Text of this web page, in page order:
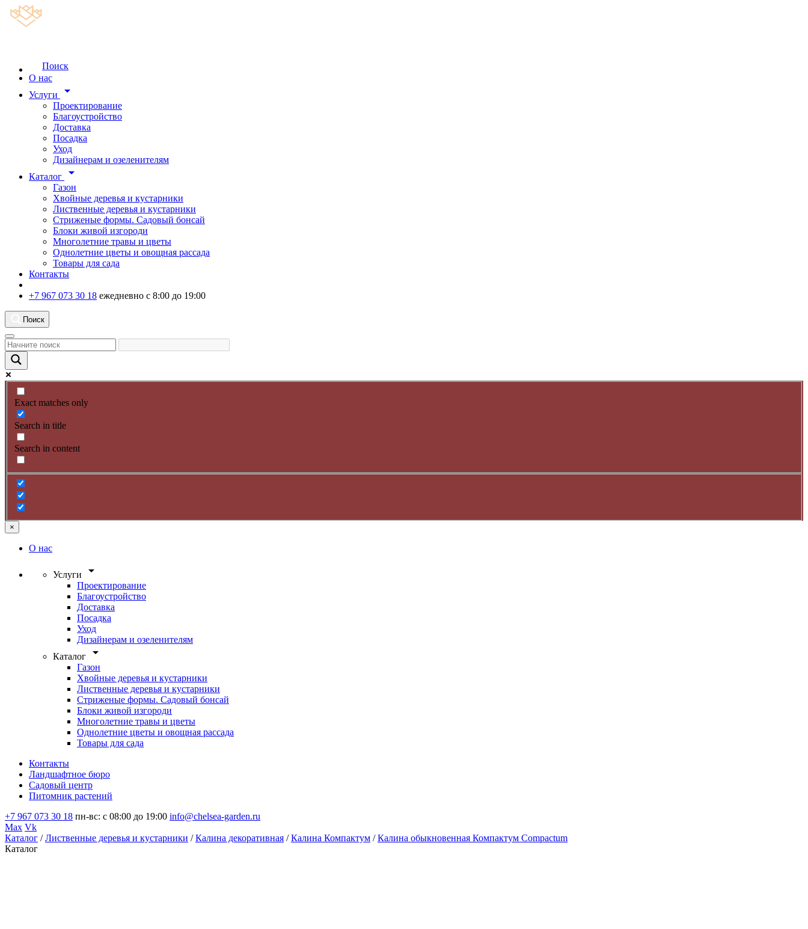
Поиск
О нас
Услуги
arrow_drop_down
Проектирование
Благоустройство
Доставка
Посадка
Уход
Дизайнерам и озеленителям
Каталог
arrow_drop_down
Газон
Хвойные деревья и кустарники
Лиственные деревья и кустарники
Стриженые формы. Садовый бонсай
Блоки живой изгороди
Многолетние травы и цветы
Однолетние цветы и овощная рассада
Товары для сада
Контакты
+7 967 073 30 18 ежедневно с 8:00 до 19:00
Поиск
Exact matches only
Search in title
Search in content
×
О нас
Услуги arrow_drop_down
Проектирование
Благоустройство
Доставка
Посадка
Уход
Дизайнерам и озеленителям
Каталог
arrow_drop_down
Газон
Хвойные деревья и кустарники
Лиственные деревья и кустарники
Стриженые формы. Садовый бонсай
Блоки живой изгороди
Многолетние травы и цветы
Однолетние цветы и овощная рассада
Товары для сада
Контакты
Ландшафтное бюро
Садовый центр
Питомник растений
+7 967 073 30 18 пн-вс: с 08:00 до 19:00 info@chelsea-garden.ru
Max Vk
Каталог /Лиственные деревья и кустарники /Калина декоративная /Калина Компактум /Калина обыкновенная Компактум Compactum
Каталог